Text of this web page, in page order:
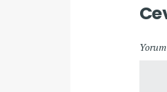
Yorum